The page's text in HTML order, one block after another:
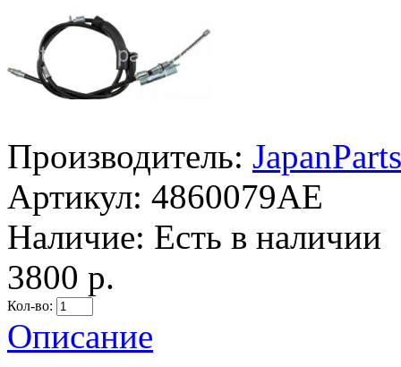
Производитель: JapanParts
Артикул: 4860079AE
Наличие: Есть в наличии
3800 р.
Кол-во:
Описание